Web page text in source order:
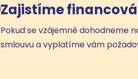
Zajistíme
Pokud se vzájemně dohodneme
smlouvu a vyplatíme vám